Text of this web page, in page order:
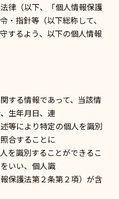
律（以下、「個人情報保護
・指針等（以下総称して、
するよう、以下の個人情報
情報であって、当該情
生年月日、連
より特定の個人を識別
合することに
別することができるこ
いい、個人識
法第２条第２項）が含